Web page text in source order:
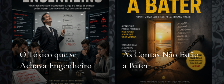
O Tóxico que se
Achava Engenheiro
As Contas Não Estão
a Bater